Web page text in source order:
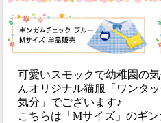
可愛いスモックで幼稚園の
んオリジナル猫服「ワンタ
気分」でございます♪
こちらは「Mサイズ」のギ